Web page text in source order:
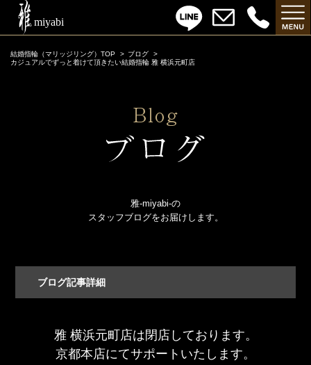
結婚指輪（マリッジリング）TOP
ブログ
カジュアルでずっと着けて頂きたい結婚指輪 雅 横浜元町店
雅-miyabi-の
スタッフブログをお届けします。
ブログ記事詳細
雅 横浜元町店は閉店しております。
京都本店にてサポートいたします。